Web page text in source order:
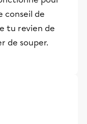
conseil de
tu revien de
de souper.